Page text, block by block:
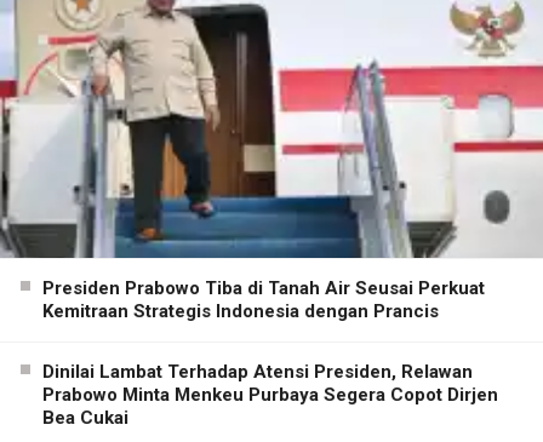
Presiden Prabowo Tiba di Tanah Air Seusai Perkuat
Kemitraan Strategis Indonesia dengan Prancis
Dinilai Lambat Terhadap Atensi Presiden, Relawan
Prabowo Minta Menkeu Purbaya Segera Copot Dirjen
Bea Cukai